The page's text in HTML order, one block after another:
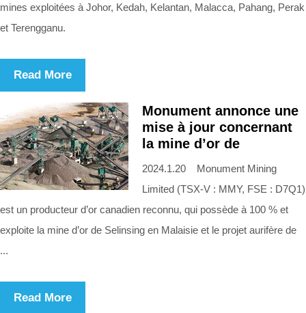
mines exploitées à Johor, Kedah, Kelantan, Malacca, Pahang, Perak
et Terengganu.
Read More
Monument annonce une
mise à jour concernant
la mine d’or de
2024.1.20 Monument Mining
Limited (TSX-V : MMY, FSE : D7Q1)
est un producteur d’or canadien reconnu, qui possède à 100 % et
exploite la mine d’or de Selinsing en Malaisie et le projet aurifère de
...
Read More